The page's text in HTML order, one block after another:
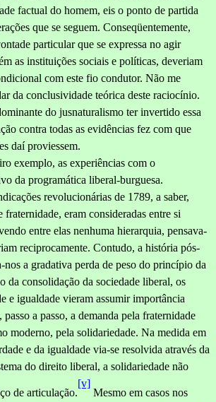
factual do homem, eis o ponto de partida
que se seguem. Conseqüentemente,
particular que se expressa no agir
as instituições sociais e políticas, deveriam
com este fio condutor. Não me
da conclusividade teórica deste raciocínio.
do jusnaturalismo ter invertido essa
contra todas as evidências fez com que
daí proviessem.
exemplo, as experiências com o
da programática liberal-burguesa.
revolucionárias de 1789, a saber,
fraternidade, eram consideradas entre si
entre elas nenhuma hierarquia, pensava-
reciprocamente. Contudo, a história pós-
a gradativa perda de peso do princípio da
da consolidação da sociedade liberal, os
e igualdade vieram assumir importância
a passo, a demanda pela fraternidade
moderno, pela solidariedade. Na medida em
e da igualdade via-se resolvida através da
do direito liberal, a solidariedade não
de articulação.
[v]
Mesmo em casos nos